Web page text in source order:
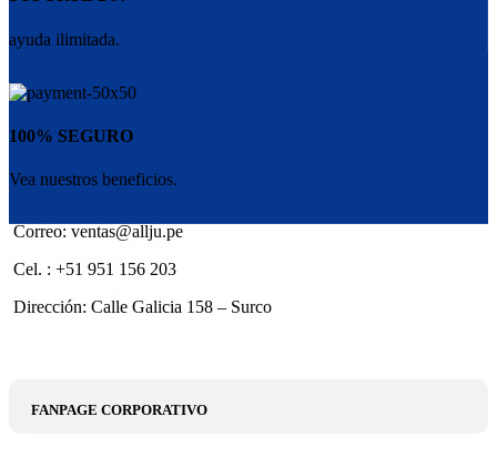
ayuda ilimitada.
100% SEGURO
Vea nuestros beneficios.
Correo: ventas@allju.pe
Cel. : +51 951 156 203
Dirección: Calle Galicia 158 – Surco
FANPAGE CORPORATIVO